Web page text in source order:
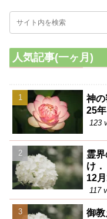
人気記事(一ヶ月)
神
25
123
霊
け
12
117
御